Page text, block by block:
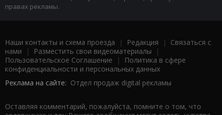
правах рекламы.
Наши контакты и схема проезда | Редакция | Связаться с
нами | Разместить свои видеоматериалы |
Пользовательское Соглашение |
Политика в сфере
конфиденциальности и персональных данных
Реклама на сайте: Отдел продаж digital рекламы
Оставляя комментарий, пожалуйста, помните о том, что